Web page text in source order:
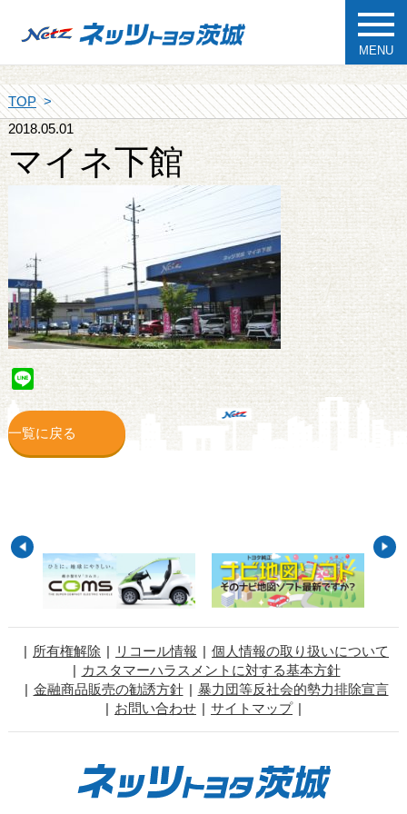
MENU
TOP
2018.05.01
マイネ下館
Line
一覧に戻る
所有権解除 リコール情報
個人情報の取り扱いについて
カスタマーハラスメントに対する基本方針
金融商品販売の勧誘方針
暴力団等反社会的勢力排除宣言
お問い合わせ
サイトマップ